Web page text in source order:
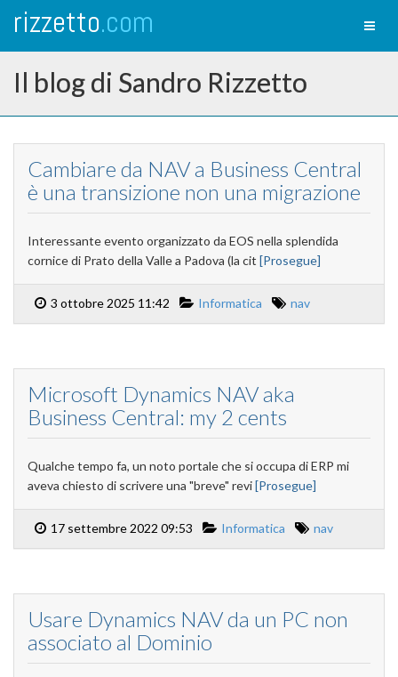
rizzetto.com
Il blog di Sandro Rizzetto
Cambiare da NAV a Business Central
è una transizione non una migrazione
Interessante evento organizzato da EOS nella splendida
cornice di Prato della Valle a Padova (la cit [Prosegue]
3 ottobre 2025 11:42 Informatica nav
Microsoft Dynamics NAV aka
Business Central: my 2 cents
Qualche tempo fa, un noto portale che si occupa di ERP mi
aveva chiesto di scrivere una "breve" revi[Prosegue]
17 settembre 2022 09:53 Informatica nav
Usare Dynamics NAV da un PC non
associato al Dominio